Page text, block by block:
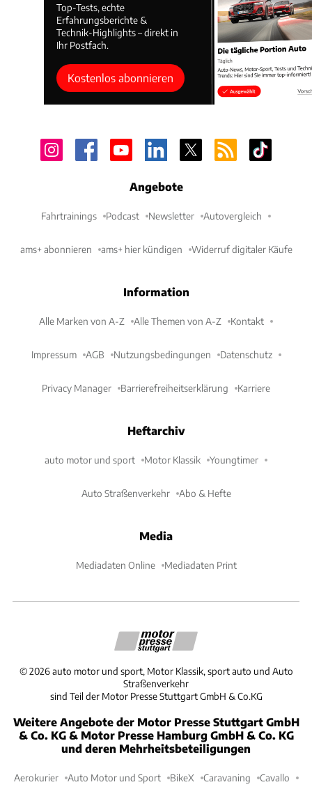
Top-Tests, echte
Erfahrungsberichte &
Technik-Highlights – direkt in
Ihr Postfach.
Kostenlos abonnieren
Angebote
Fahrtrainings Podcast Newsletter Autovergleich
ams+ abonnieren ams+ hier kündigen Widerruf digitaler Käufe
Information
Alle Marken von A-Z Alle Themen von A-Z Kontakt
Impressum AGB Nutzungsbedingungen Datenschutz
Privacy Manager Barrierefreiheitserklärung Karriere
Heftarchiv
auto motor und sport Motor Klassik Youngtimer
Auto Straßenverkehr Abo & Hefte
Media
Mediadaten Online Mediadaten Print
©2026 auto motor und sport, Motor Klassik, sport auto und Auto
Straßenverkehr
sind Teil der Motor Presse Stuttgart GmbH & Co.KG
Weitere Angebote der Motor Presse Stuttgart GmbH
& Co. KG & Motor Presse Hamburg GmbH & Co. KG
und deren Mehrheitsbeteiligungen
Aerokurier Auto Motor und Sport BikeX Caravaning Cavallo